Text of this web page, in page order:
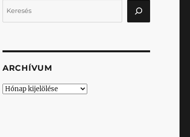
ARCHÍVUM
Archívum